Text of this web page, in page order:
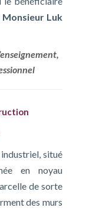
Monsieur Luk
situé
en noyau
de sorte
des murs